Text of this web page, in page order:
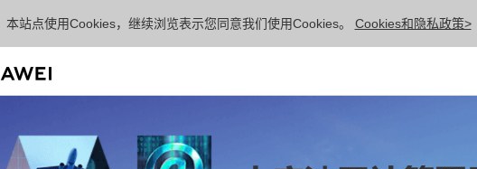
本站点使用Cookies，继续浏览表示您同意我们使用Cookies。 Cookies和隐私政策>